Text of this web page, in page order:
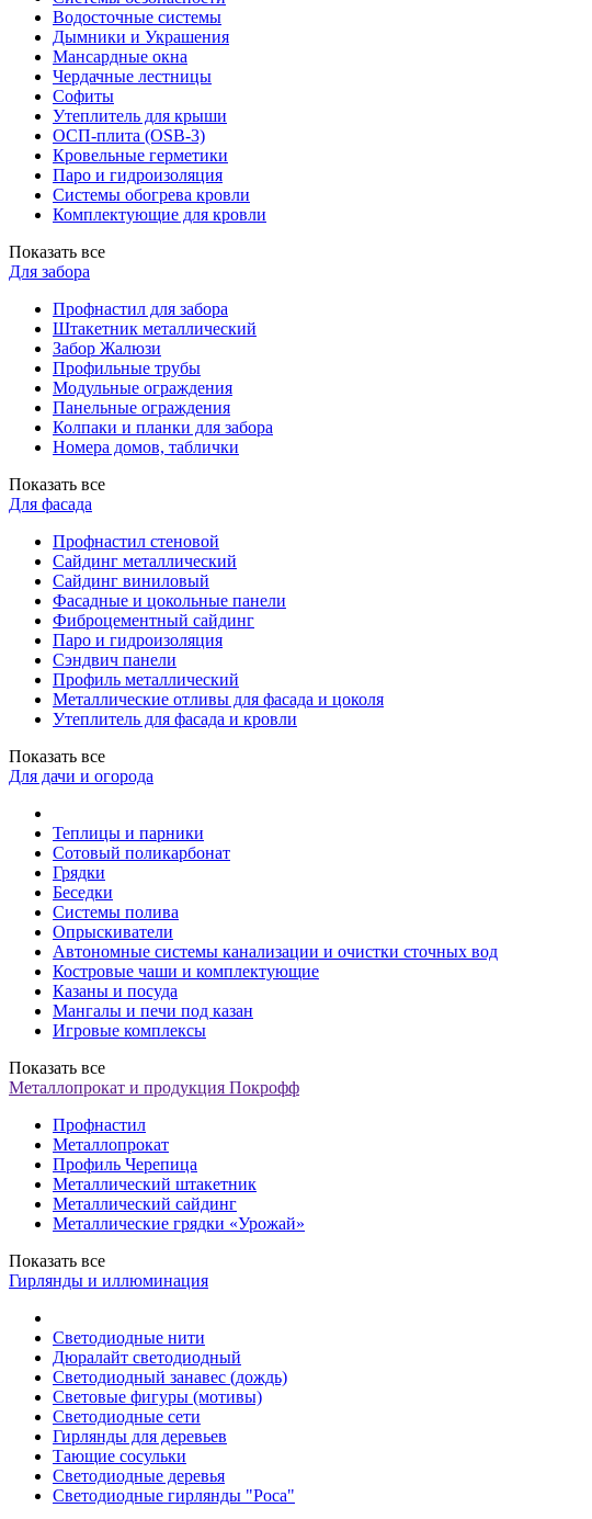
Водосточные системы
Дымники и Украшения
Мансардные окна
Чердачные лестницы
Софиты
Утеплитель для крыши
ОСП-плита (OSB-3)
Кровельные герметики
Паро и гидроизоляция
Системы обогрева кровли
Комплектующие для кровли
Показать все
Для забора
Профнастил для забора
Штакетник металлический
Забор Жалюзи
Профильные трубы
Модульные ограждения
Панельные ограждения
Колпаки и планки для забора
Номера домов, таблички
Показать все
Для фасада
Профнастил стеновой
Сайдинг металлический
Сайдинг виниловый
Фасадные и цокольные панели
Фиброцементный сайдинг
Паро и гидроизоляция
Сэндвич панели
Профиль металлический
Металлические отливы для фасада и цоколя
Утеплитель для фасада и кровли
Показать все
Для дачи и огорода
Теплицы и парники
Сотовый поликарбонат
Грядки
Беседки
Системы полива
Опрыскиватели
Автономные системы канализации и очистки сточных вод
Костровые чаши и комплектующие
Казаны и посуда
Мангалы и печи под казан
Игровые комплексы
Показать все
Металлопрокат и продукция Покрофф
Профнастил
Металлопрокат
Профиль Черепица
Металлический штакетник
Металлический сайдинг
Металлические грядки «Урожай»
Показать все
Гирлянды и иллюминация
Светодиодные нити
Дюралайт светодиодный
Светодиодный занавес (дождь)
Световые фигуры (мотивы)
Светодиодные сети
Гирлянды для деревьев
Тающие сосульки
Светодиодные деревья
Светодиодные гирлянды "Роса"